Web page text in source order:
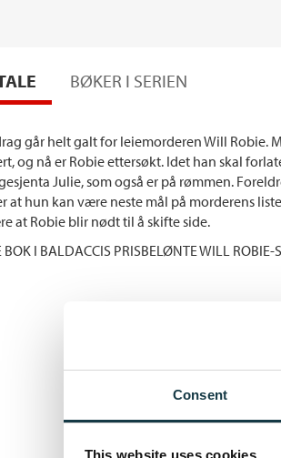
Consent
This website uses cookies
BØKER I SERIEN
går helt galt for leiemorderen Will Robie.
og nå er Robie ettersøkt. Idet han skal
Julie, som også er på rømmen.
at hun kan være neste mål på morderens
at Robie blir nødt til å skifte side.
BOK I BALDACCIS PRISBELØNTE WILL ROBIE-